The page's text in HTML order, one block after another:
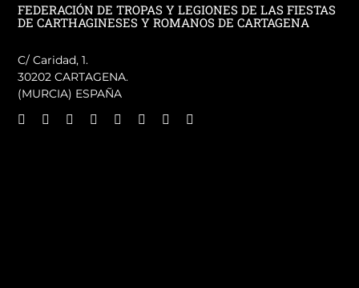
FEDERACIÓN DE TROPAS Y LEGIONES DE LAS FIESTAS
DE CARTHAGINESES Y ROMANOS DE CARTAGENA
C/ Caridad, 1.
30202 CARTAGENA.
(MURCIA) ESPAÑA